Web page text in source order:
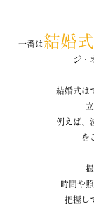
一番は 結婚
ジ・
結婚式は
例えば、
を
時間や
把握し